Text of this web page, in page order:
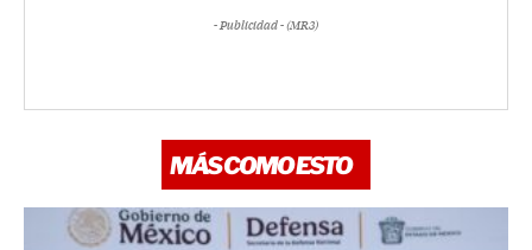
- Publicidad - (MR3)
MÁS COMO ESTO